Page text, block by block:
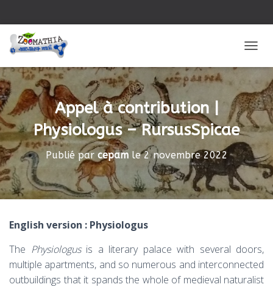
Appel à contribution |
Physiologus – RursusSpicae
Publié par cepamle2 novembre 2022
English version : Physiologus
The Physiologusis a literary palace with several doors,
multiple apartments, and so numerous and interconnected
outbuildings that it spands the whole of medieval naturalist